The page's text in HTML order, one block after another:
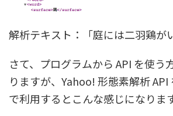
解析テキスト：「庭には二羽鶏が
さて、プログラムから API を使う
りますが、Yahoo! 形態素解析
で利用するとこんな感じになります